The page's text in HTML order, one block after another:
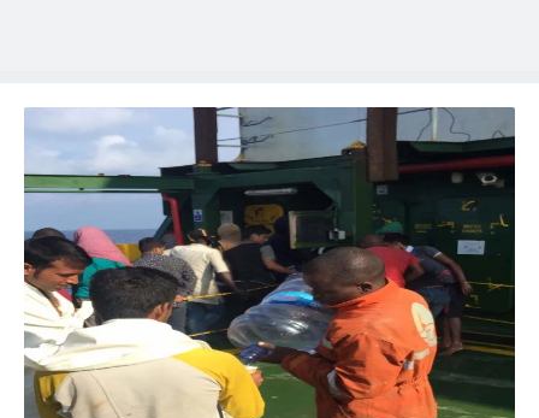
reklam/pazarlama faaliyetlerinin yapılması, amaçlarıyla
sınırlı olarak açık rızanız dahilinde kullanılacaktır.
Çerezlere ilişkin tercihlerinizi aşağıda yer alan panel
vasıtasıyla belirleyebilirsiniz. Çerezlere ilişkin detaylı bilgi
için Ayarlar butonuna tıklayabilir,
Çerez Bilgilendirme
Metnimizi ziyaret edebilirsiniz.
6698 sayılı Kişisel Verilerin Korunması Kanunu uyarınca
hazırlanmış Aydınlatma Metnimizi okumak ve sitemizde
ilgili mevzuata uygun olarak kullanılan çerezlerle ilgili bilgi